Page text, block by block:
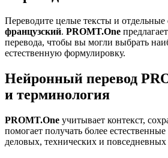
Переводите целые тексты и отдельные
французский. PROMT.One
перевода, чтобы вы могли выбрать
естественную формулировку.
Нейронный перевод
и терминология
PROMT.One учитывает контекст,
помогает получать более
деловых, технических и повседневных